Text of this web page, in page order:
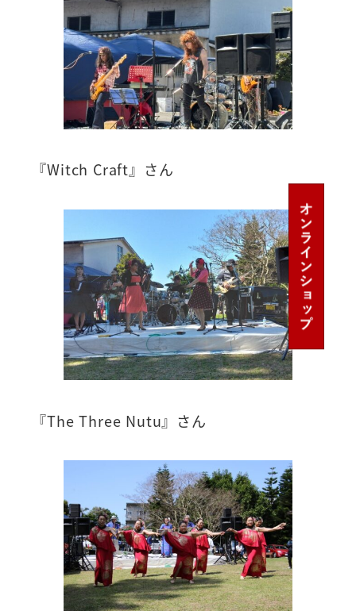
『Witch Craft』さん
『The Three Nutu』さん